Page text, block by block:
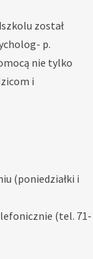
został
p.
nie tylko
i
(poniedziałki i
(tel. 71-